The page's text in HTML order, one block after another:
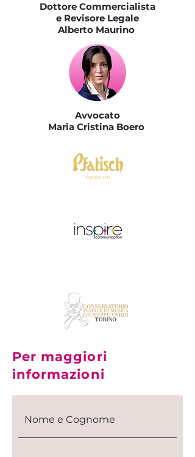
Dottore Commercialista
e Revisore Legale
Alberto Maurino
Avvocato
Maria Cristina Boero
Per maggiori
informazioni